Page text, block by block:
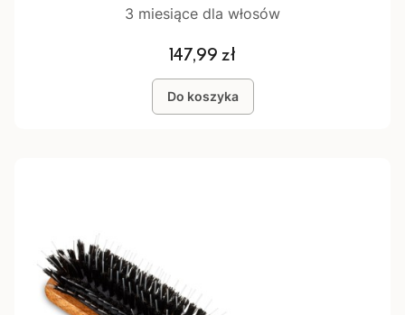
3 miesiące dla włosów
Cena
147,99 zł
Do koszyka